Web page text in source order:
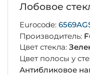
Лобовое
Eurocode:
Производитель:
Цвет стекла:
Цвет полосы у
Антибликовое